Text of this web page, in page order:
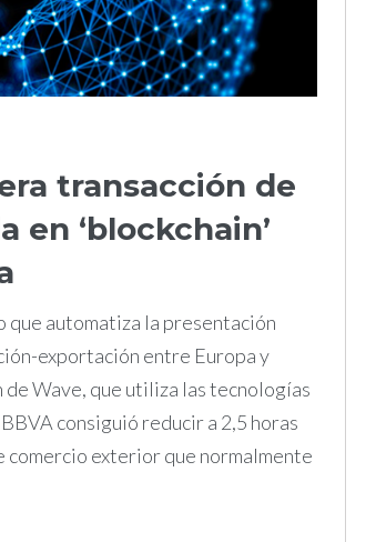
transacción de
en ‘blockchain’
que automatiza la presentación
exportación entre Europa y
de Wave, que utiliza las tecnologías
consiguió reducir a 2,5 horas
comercio exterior que normalmente